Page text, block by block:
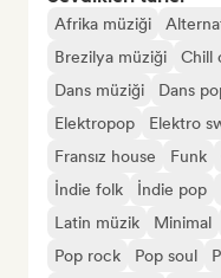
Afrika müziği
Brezilya müziği
Chill
Dans müziği
Dans
Elektropop
Elektro
Fransız house
Funk
İndie folk
İndie pop
Latin müzik
Minimal
Pop rock
Pop soul